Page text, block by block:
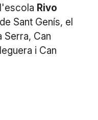
Rivo
Sant Genís, el
Serra, Can
i Can